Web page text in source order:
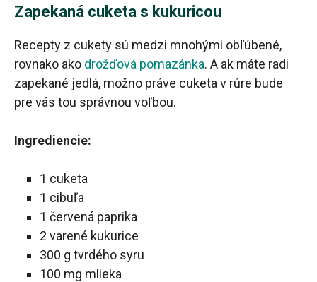
Zapekaná cuketa s kukuricou
Recepty z cukety sú medzi mnohými obľúbené,
rovnako ako drožďová pomazánka. A ak máte radi
zapekané jedlá, možno práve cuketa v rúre bude
pre vás tou správnou voľbou.
Ingrediencie:
1 cuketa
1 cibuľa
1 červená paprika
2 varené kukurice
300 g tvrdého syru
100 mg mlieka